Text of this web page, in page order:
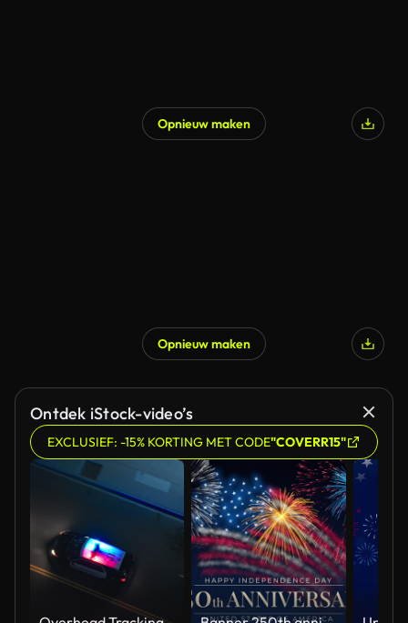
Opnieuw maken
Opnieuw maken
Ontdek iStock-video’s
EXCLUSIEF: -15% KORTING MET CODE"COVERR15"